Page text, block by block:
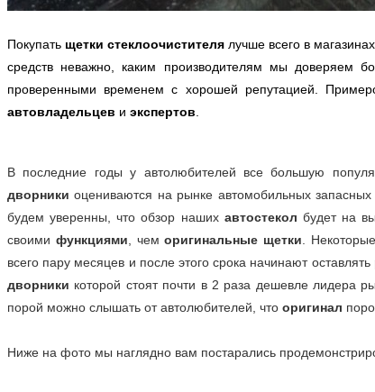
Покупать щетки стеклоочистителя лучше всего в
средств неважно, каким производителям мы доверяем
проверенными временем с хорошей репутацией.
автовладельцев и экспертов.
В последние годы у автолюбителей все большую
дворникиоцениваются на рынке автомобильных
будем уверенны, что обзор наших автостекол будет на
своими функциями, чеморигинальные щетки.
всего пару месяцев и после этого срока начинают оставлять
дворники которой стоят почти в 2 раза дешевле лидера
порой можно слышать от автолюбителей, что оригинал
Ниже на фото мы наглядно вам постарались